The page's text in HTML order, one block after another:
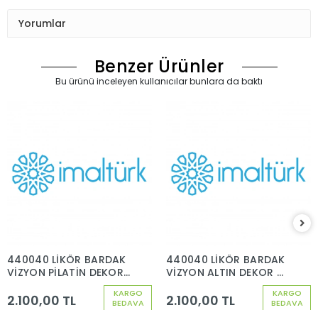
Yorumlar
Benzer Ürünler
Bu ürünü inceleyen kullanıcılar bunlara da baktı
KARGO
BEDAVA
440040 LİKÖR BARDAK
VİZYON PİLATİN DEKOR
2.100,00 TL
KARGO
BEDAVA
440040 LİKÖR BARDAK
VİZYON ALTIN DEKOR 6
2.100,00 TL